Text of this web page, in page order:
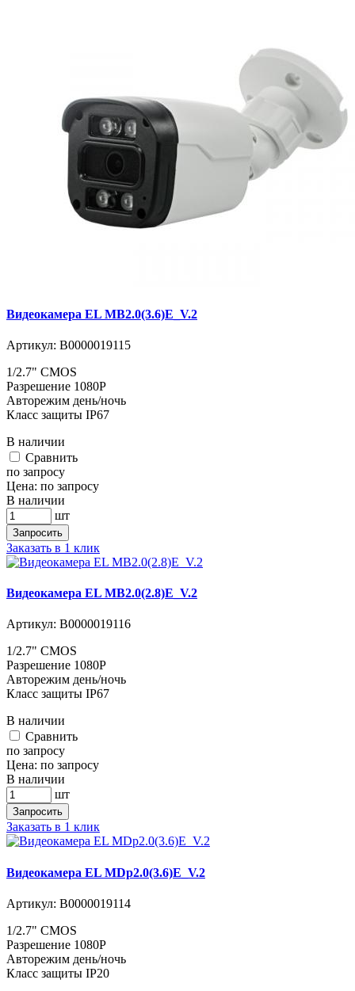
Видеокамера EL MB2.0(3.6)E_V.2
Артикул: В0000019115
1/2.7" CMOS
Разрешение 1080P
Авторежим день/ночь
Класс защиты IP67
В наличии
Cравнить
по запросу
Цена: по запросу
В наличии
шт
Запросить
Заказать в 1 клик
Видеокамера EL MB2.0(2.8)E_V.2
Артикул: В0000019116
1/2.7" CMOS
Разрешение 1080P
Авторежим день/ночь
Класс защиты IP67
В наличии
Cравнить
по запросу
Цена: по запросу
В наличии
шт
Запросить
Заказать в 1 клик
Видеокамера EL MDp2.0(3.6)E_V.2
Артикул: В0000019114
1/2.7" CMOS
Разрешение 1080P
Авторежим день/ночь
Класс защиты IP20